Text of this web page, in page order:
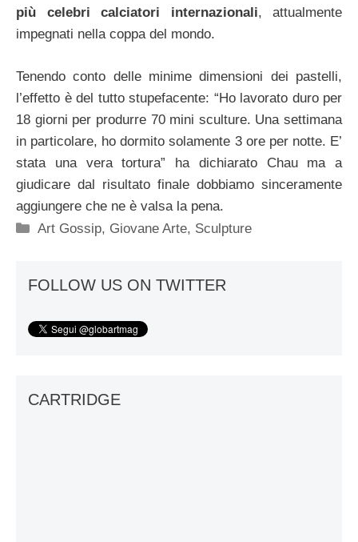
più celebri calciatori internazionali, attualmente
impegnati nella coppa del mondo.
Tenendo conto delle minime dimensioni dei pastelli,
l’effetto è del tutto stupefacente: “Ho lavorato duro per
18 giorni per produrre 70 mini sculture. Una settimana
in particolare, ho dormito solamente 3 ore per notte. E’
stata una vera tortura” ha dichiarato Chau ma a
giudicare dal risultato finale dobbiamo sinceramente
aggiungere che ne è valsa la pena.
Categorie
Art Gossip, Giovane Arte, Sculpture
FOLLOW US ON TWITTER
CARTRIDGE